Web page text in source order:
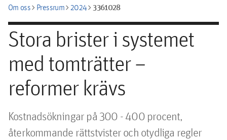
Om osschevron_rightPressrumchevron_right2024chevron_right3361028
Stora brister i systemet
med tomträtter –
reformer krävs
Kostnadsökningar på 300 - 400 procent,
återkommande rättstvister och otydliga regler